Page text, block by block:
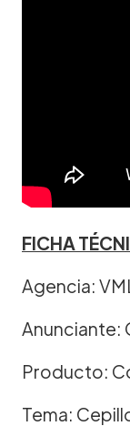
FICHA
Agencia:
Anunciante:
Producto:
Tema: